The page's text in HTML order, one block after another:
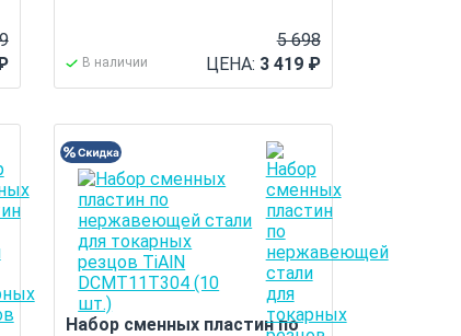
В наличии ЦЕНА: 3 419 ₽
5 698
Набор сменных пластин по